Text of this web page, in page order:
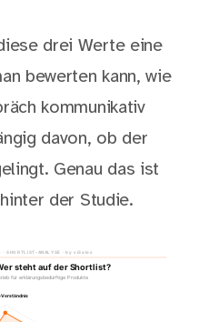
drei Werte eine
bewerten kann, wie
kommunikativ
davon, ob der
Genau das ist
der Studie.